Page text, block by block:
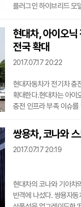
플러그인 하이브리드 모
고효율 리튬 이온 폴리
주행이 가능하며, 하이
가능하다. 또한 최고출
50kW, 최대토
현대차, 아이오닉
전국 확대
2017.07.17 20:22
현대자동차가 전기차 충
확대한다.현대차는 아이
충전 인프라 부족 이슈를
방전이 되거나 충전소까
요청하면 전담 직원이
현대차는 서울과 제주
쌍용차, 코나와
2017.07.17 20:19
현대차의 코나와 기아차
반격에 나섰다. 쌍용자